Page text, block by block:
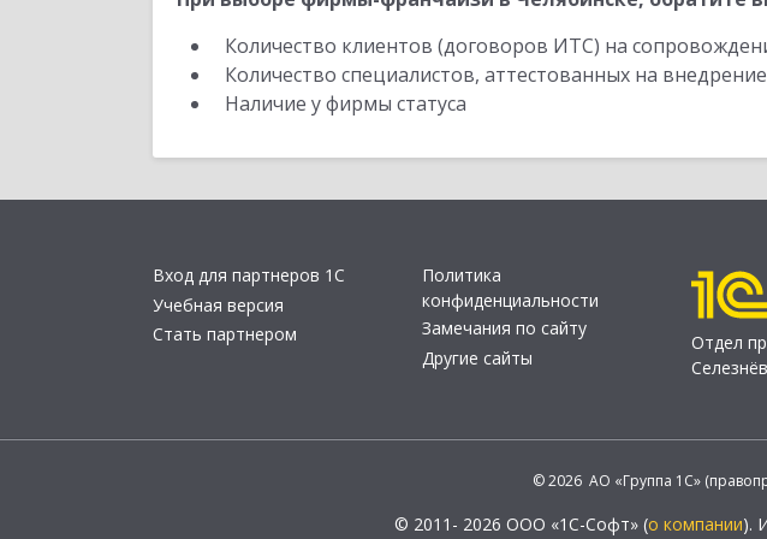
Количество клиентов (договоров ИТС) на
Количество специалистов, аттестованных на
Наличие у фирмы статуса
Вход для партнеров 1С
Учебная версия
Стать партнером
Политика
конфиденциальности
Замечания по сайту
Другие сайты
Отдел
© 2026 АО «Группа 1С»
© 2011- 2026 ООО «1С-Софт» (о компании).